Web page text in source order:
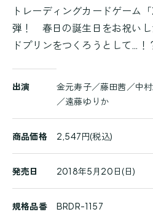
トレーディングカードゲーム
弾！ 春日の誕生日をお祝いし
ドプリンをつくろうとして…！
品
細
出演
金元寿子／藤田茜／中
／遠藤ゆりか
商品価格 2,547円(税込)
発売日 2018年5月20日(日)
規格品番 BRDR-1157